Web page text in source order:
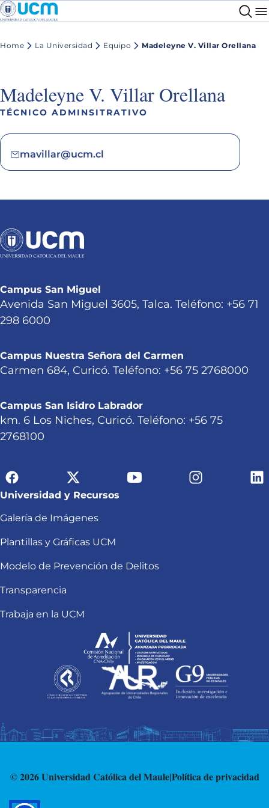
Home La Universidad Equipo Madeleyne V. Villar Orellana
Madeleyne V. Villar Orellana
TÉCNICO ADMINSITRATIVO
mavillar@ucm.cl
Campus San Miguel
Avenida San Miguel 3605, Talca. Teléfono: +56 71
298 6000
Campus Nuestra Señora del Carmen
Carmen 684, Curicó. Teléfono: +56 75 2768000
Campus San Isidro Labrador
km. 6 Los Niches, Curicó. Teléfono: +56 75
2768100
Universidad y Recursos
Galería de Imágenes
Plantillas y Gráficas UCM
Modelo de Prevención de Delitos
Transparencia
Trabaja en la UCM
© 2026 Universidad Católica del Maule|Política de privacidad